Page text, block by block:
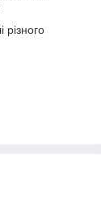
різного